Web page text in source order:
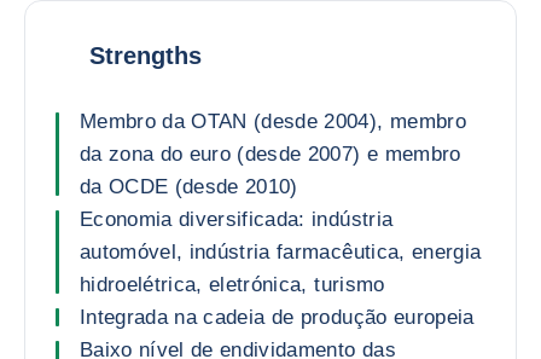
Strengths
Membro da OTAN (desde 2004), membro
da zona do euro (desde 2007) e membro
da OCDE (desde 2010)
Economia diversificada: indústria
automóvel, indústria farmacêutica, energia
hidroelétrica, eletrónica, turismo
Integrada na cadeia de produção europeia
Baixo nível de endividamento das